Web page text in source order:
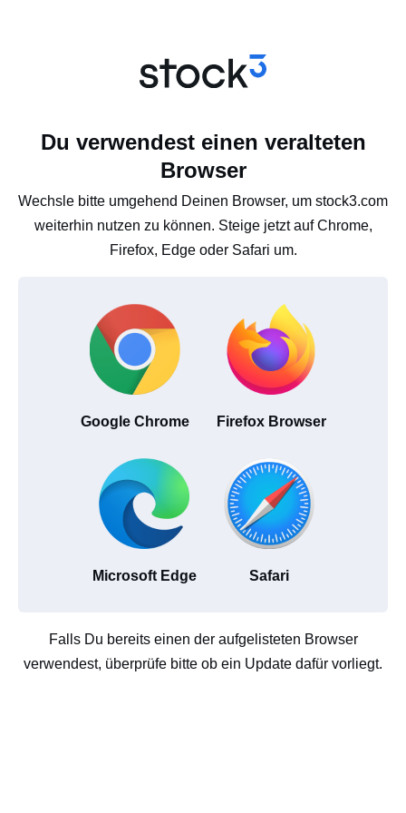
Du verwendest einen veralteten
Browser
Wechsle bitte umgehend Deinen Browser, um stock3.com
weiterhin nutzen zu können. Steige jetzt auf Chrome,
Firefox, Edge oder Safari um.
Google Chrome Firefox Browser
Microsoft Edge Safari
Falls Du bereits einen der aufgelisteten Browser
verwendest, überprüfe bitte ob ein Update dafür vorliegt.